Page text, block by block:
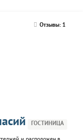
Отзывы: 1
ГОСТИНИЦА